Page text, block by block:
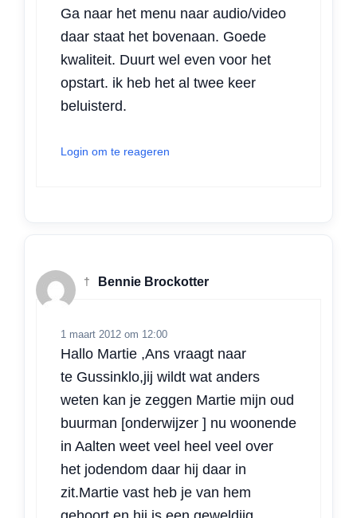
Ga naar het menu naar audio/video
daar staat het bovenaan. Goede
kwaliteit. Duurt wel even voor het
opstart. ik heb het al twee keer
beluisterd.
Login om te reageren
† Bennie Brockotter
1 maart 2012 om 12:00
Hallo Martie ,Ans vraagt naar
te Gussinklo,jij wildt wat anders
weten kan je zeggen Martie mijn oud
buurman [onderwijzer ] nu woonende
in Aalten weet veel heel veel over
het jodendom daar hij daar in
zit.Martie vast heb je van hem